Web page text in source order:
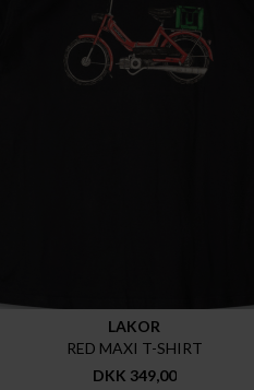
LAKOR
RED MAXI T-SHIRT
DKK 349,00